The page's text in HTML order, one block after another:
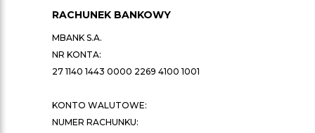
RACHUNEK BANKOWY
MBANK S.A.
NR KONTA:
27 1140 1443 0000 2269 4100 1001
KONTO WALUTOWE:
NUMER RACHUNKU: